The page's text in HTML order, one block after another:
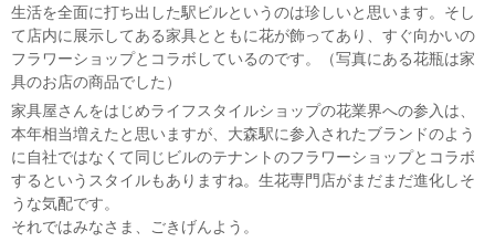
生活を全面に打ち出した駅ビルというのは珍しいと思います。そし
て店内に展示してある家具とともに花が飾ってあり、すぐ向かいの
フラワーショップとコラボしているのです。（写真にある花瓶は家
具のお店の商品でした）
家具屋さんをはじめライフスタイルショップの花業界への参入は、
本年相当増えたと思いますが、大森駅に参入されたブランドのよう
に自社ではなくて同じビルのテナントのフラワーショップとコラボ
するというスタイルもありますね。生花専門店がまだまだ進化しそ
うな気配です。
それではみなさま、ごきげんよう。